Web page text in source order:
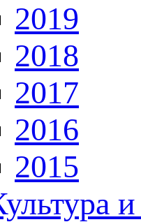
2019
2018
2017
2016
2015